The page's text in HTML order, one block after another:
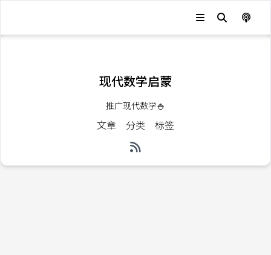
现代数学启蒙
推广现代数学🍚
文章 分类 标签